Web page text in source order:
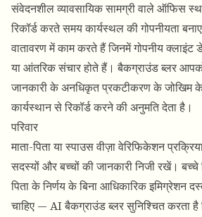
संवेदनशील व्यावसायिक सामग्री वाले ऑफिस
रिकॉर्ड करते समय कार्यस्थल की गोपनीयता
वातावरण में काम करते हैं जिनमें गोपनीय क्लाइंट
या आंतरिक संचार होते हैं।बैकग्राउंड ब्लर
जानकारी के अनधिकृत प्रकटीकरण के जोखिम के
कार्यस्थान से रिकॉर्ड करने की अनुमति देता है।
परिवार
माता-पिता या स्पाउस वीज़ा वेरिफिकेशन
सदस्यों और बच्चों की जानकारी निजी रखें। बच्चे
पिता के निर्णय के बिना आधिकारिक इमिग्रेशन
चाहिए — AI बैकग्राउंड ब्लरसुनिश्चित करता है